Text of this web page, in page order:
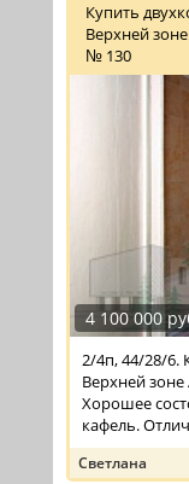
Купить
Верхней
№ 130
4 100 000
2/4п, 44/28/6.
Верхней
Хорошее
кафель.
Светлана